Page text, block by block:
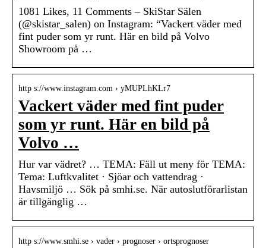
1081 Likes, 11 Comments – SkiStar Sälen
(@skistar_salen) on Instagram: “Vackert väder med
fint puder som yr runt. Här en bild på Volvo
Showroom på …
http s://www.instagram.com › yMUPLhKLr7
Vackert väder med fint puder
som yr runt. Här en bild på
Volvo …
Hur var vädret? … TEMA: Fäll ut meny för TEMA:
Tema: Luftkvalitet · Sjöar och vattendrag ·
Havsmiljö … Sök på smhi.se. När autoslutförarlistan
är tillgänglig …
http s://www.smhi.se › vader › prognoser › ortsprognoser